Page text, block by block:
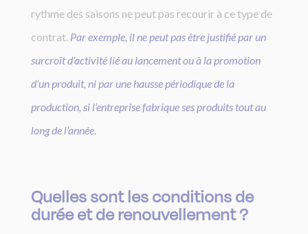
rythme des saisons ne peut pas recourir à ce type de
contrat. Par exemple, il ne peut pas être justifié par un
surcroît d’activité lié au lancement ou à la promotion
d’un produit, ni par une hausse périodique de la
production, si l’entreprise fabrique ses produits tout au
long de l’année.
Quelles sont les conditions de
durée et de renouvellement ?